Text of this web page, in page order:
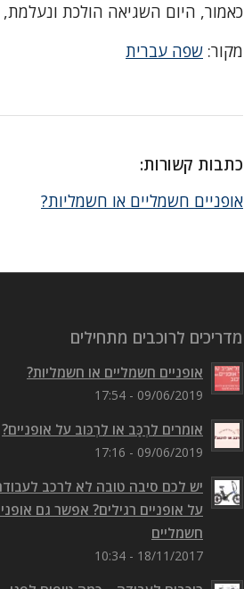
כאמור, היום השגיאה הולכת
מקור: שפה עברית
כתבות קשורות:
אופניים חשמליים או חשמליות?
מדריכים לרוכבים מתחילים
אופניים חשמליים או חשמליות?
09/06/2019 - 17:54
אומרים לִרְכַּב או לִרְכּוב על אופניים?
09/06/2019 - 17:16
יש לכם סיבה טובה לא לרכב
על אופניים רגילים? אפשר גם
חשמליים
18/11/2017 - 10:34